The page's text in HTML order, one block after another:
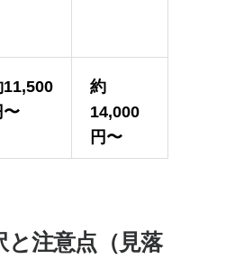
11,500
〜
約
14,000
円〜
と注意点（見落